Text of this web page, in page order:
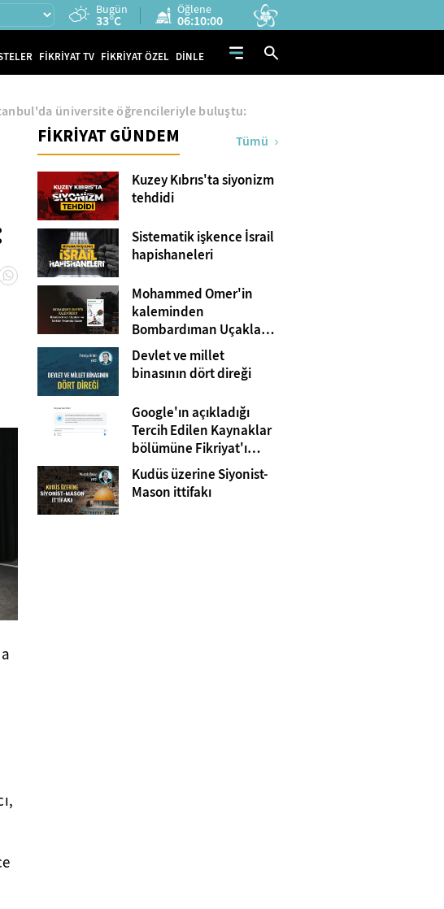
Bugün
33°C
Öğlene
06:09:59
FİKRİYAT TV FİKRİYAT ÖZEL DİNLE
üniversite öğrencileriyle buluştu:
FİKRİYAT GÜNDEM Tümü
Kuzey Kıbrıs'ta siyonizm
tehdidi
Sistematik işkence İsrail
hapishaneleri
Mohammed Omer'in
kaleminden
Bombardıman Uçakları
ve Tanklar Arasında
Gazze
Devlet ve millet
binasının dört direği
Google'ın açıkladığı
Tercih Edilen Kaynaklar
bölümüne Fikriyat'ı
eklemeyi unutmayın!
Kudüs üzerine Siyonist-
Mason ittifakı